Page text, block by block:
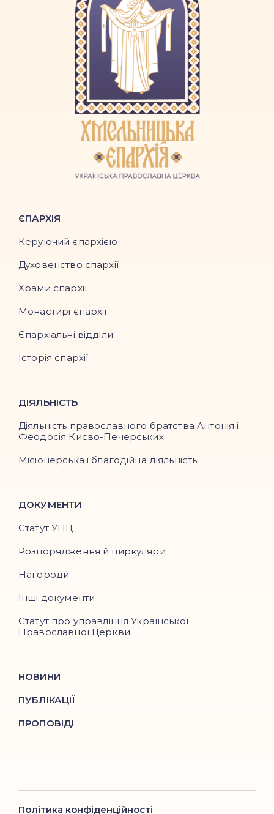
ЄПАРХІЯ
Керуючий єпархією
Духовенство єпархії
Храми єпархії
Монастирі єпархії
Єпархіальні відділи
Історія єпархії
ДІЯЛЬНІСТЬ
Діяльність православного братства Антонія і
Феодосія Києво-Печерських
Місіонерська і благодійна діяльність
ДОКУМЕНТИ
Статут УПЦ
Розпорядження й циркуляри
Нагороди
Інші документи
Статут про управління Української
Православної Церкви
НОВИНИ
ПУБЛІКАЦІЇ
ПРОПОВІДІ
Політика конфіденційності